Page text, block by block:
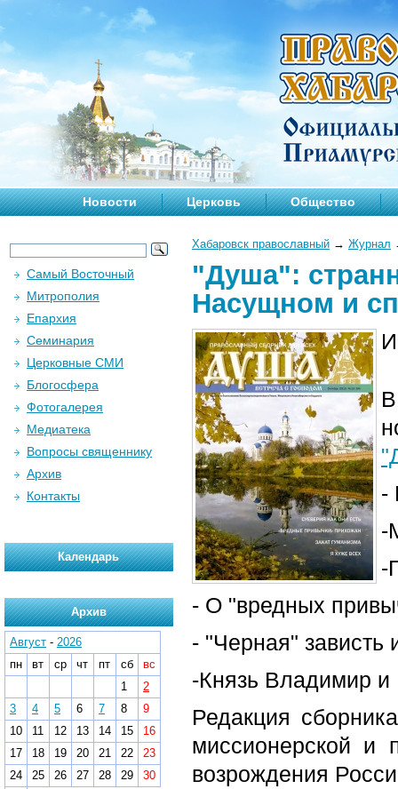
Новости Церковь Общество
Хабаровск православный → Журнал
"Душа":
Насущном и
-
-
-
- О "вредных
- "Черная" зависть
-Князь Владимир
Редакция
миссионерской и
возрождения
Самый Восточный
Митрополия
Епархия
Семинария
Церковные СМИ
Блогосфера
Фотогалерея
Медиатека
Вопросы священнику
Архив
Контакты
Календарь
Архив
Август - 2026
пн
вт ср чт пт сб
вс
1
2
3
4 5 6 7 8
9
10
11 12 13 14 15
16
17
18 19 20 21 22
23
24
25 26 27 28 29
30